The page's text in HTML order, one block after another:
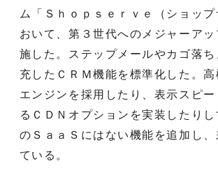
ム「Ｓｈｏｐｓｅｒｖｅ（ショップ
おいて、第３世代へのメジャーアッ
施した。ステップメールやカゴ落
充したＣＲＭ機能を標準化した。
エンジンを採用したり、表示スピー
るＣＤＮオプションを実装したり
のＳａａＳにはない機能を追加し、
ている。